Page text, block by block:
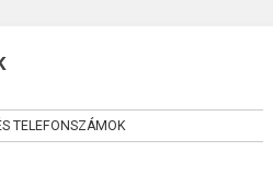
TELEFONSZÁMOK